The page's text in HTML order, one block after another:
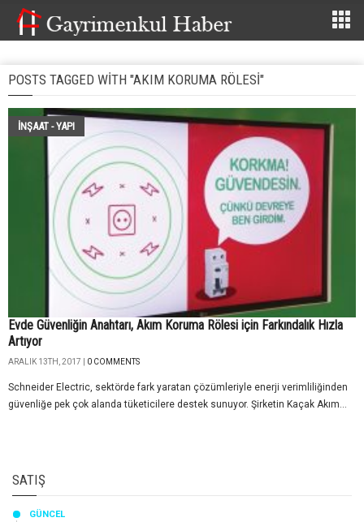
POSTS TAGGED WITH "AKIM KORUMA RÖLESI"
İNŞAAT - YAPI
Evde Güvenliğin Anahtarı, Akım Koruma Rölesi için Farkındalık Hızla
Artıyor
ARALIK 13TH, 2017 | 0 COMMENTS
Schneider Electric, sektörde fark yaratan çözümleriyle enerji verimliliğinden
güvenliğe pek çok alanda tüketicilere destek sunuyor. Şirketin Kaçak Akım...
SATIŞ
GÜNCEL